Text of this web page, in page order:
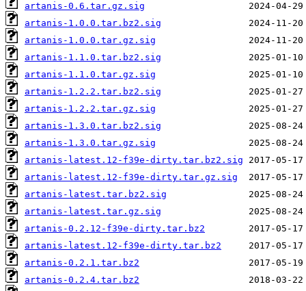
artanis-0.6.tar.gz.sig
artanis-1.0.0.tar.bz2.sig
artanis-1.0.0.tar.gz.sig
artanis-1.1.0.tar.bz2.sig
artanis-1.1.0.tar.gz.sig
artanis-1.2.2.tar.bz2.sig
artanis-1.2.2.tar.gz.sig
artanis-1.3.0.tar.bz2.sig
artanis-1.3.0.tar.gz.sig
artanis-latest.12-f39e-dirty.tar.bz2.sig
artanis-latest.12-f39e-dirty.tar.gz.sig
artanis-latest.tar.bz2.sig
artanis-latest.tar.gz.sig
artanis-0.2.12-f39e-dirty.tar.bz2
artanis-latest.12-f39e-dirty.tar.bz2
artanis-0.2.1.tar.bz2
artanis-0.2.4.tar.bz2